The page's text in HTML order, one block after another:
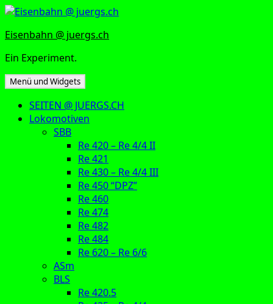
Zum
springen
Eisenbahn @ juergs.ch
Ein Experiment.
Menü und Widgets
SEITEN @ JUERGS.CH
Lokomotiven
SBB
Re 420 – Re 4/4 II
Re 421
Re 430 – Re 4/4 III
Re 450 “DPZ”
Re 460
Re 474
Re 482
Re 484
Re 620 – Re 6/6
ASm
BLS
Re 420.5